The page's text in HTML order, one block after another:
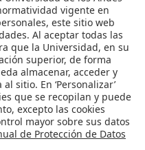
lista de
recursos